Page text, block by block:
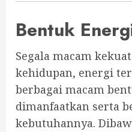
Bentuk
Segala macam
kehidupan, energi
berbagai macam
dimanfaatkan serta
kebutuhannya.